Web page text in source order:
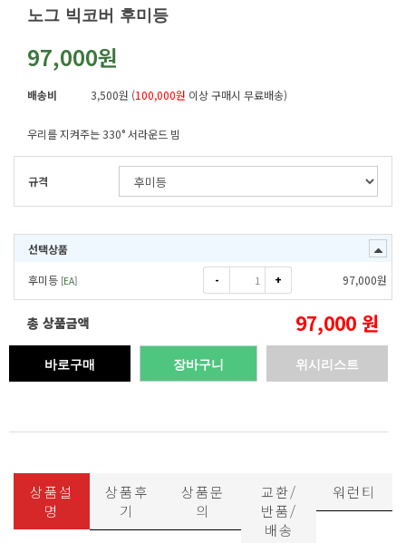
노그 빅코버 후미등
97,000원
배송비 3,500원 (100,000원 이상 구매시 무료배송)
우리를 지켜주는 330° 서라운드 빔
규격
선택상품
후미등 [EA] - + 97,000원
총 상품금액 97,000 원
바로구매 장바구니 위시리스트
상품설
명
상품후
기
상품문
의
교환/
반품/
배송
워런티